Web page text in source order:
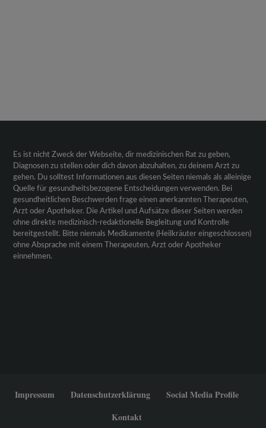
Es ist nicht Zweck der Webseite, dir medizinischen Rat zu geben,
Diagnosen zu stellen oder dich davon abzuhalten, zu deinem Arzt zu
gehen. Du solltest Informationen aus diesen Seiten niemals als alleinige
Quelle für gesundheitsbezogene Entscheidungen verwenden. Bei
gesundheitlichen Beschwerden frage einen anerkannten Therapeuten,
Arzt oder Apotheker. Die Artikel und Aufsätze dieser Seiten werden
ohne direkte medizinisch-redaktionelle Begleitung und Kontrolle
bereitgestellt. Bitte niemals Medikamente (Heilkräuter eingeschlossen)
ohne Absprache mit einem Therapeuten, Arzt oder Apotheker
einnehmen.
Impressum Datenschutzerklärung
Social Media Profile
Kontakt